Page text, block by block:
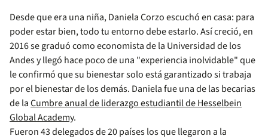
Desde que era una niña, Daniela Corzo escuchó en casa: para
poder estar bien, todo tu entorno debe estarlo. Así creció, en
2016 se graduó como economista de la Universidad de los
Andes y llegó hace poco de una "experiencia inolvidable" que
le confirmó que su bienestar solo está garantizado si trabaja
por el bienestar de los demás. Daniela fue una de las becarias
de laCumbre anual de liderazgo estudiantil de Hesselbein
Global Academy.
Fueron 43 delegados de 20 países los que llegaron a la